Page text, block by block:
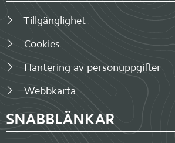
Tillgänglighet
Cookies
Hantering av personuppgifter
Webbkarta
SNABBLÄNKAR